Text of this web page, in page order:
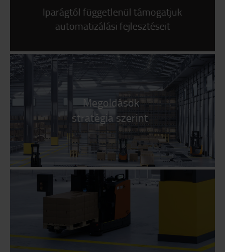
Iparágtól függetlenül támogatjuk
automatizálási fejlesztéseit
Megoldások
stratégia szerint